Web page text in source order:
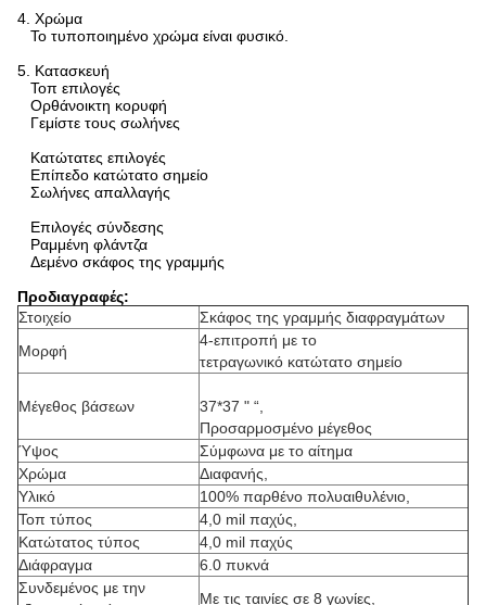
4. Χρώμα
Το τυποποιημένο χρώμα είναι φυσικό.
5. Κατασκευή
Τοπ επιλογές
Ορθάνοικτη κορυφή
Γεμίστε τους σωλήνες
Κατώτατες επιλογές
Επίπεδο κατώτατο σημείο
Σωλήνες απαλλαγής
Επιλογές σύνδεσης
Ραμμένη φλάντζα
Δεμένο σκάφος της γραμμής
Προδιαγραφές:
Στοιχείο
Σκάφος της γραμμής διαφραγμάτων
Μορφή
4-επιτροπή με το
τετραγωνικό κατώτατο σημείο
Μέγεθος βάσεων
37*37 " “,
Προσαρμοσμένο μέγεθος
Ύψος
Σύμφωνα με το αίτημα
Χρώμα
Διαφανής,
Υλικό
100% παρθένο πολυαιθυλένιο,
Τοπ τύπος
4,0 mil παχύς,
Κατώτατος τύπος
4,0 mil παχύς
Διάφραγμα
6.0 πυκνά
Συνδεμένος με την
Με τις ταινίες σε 8 γωνίες,